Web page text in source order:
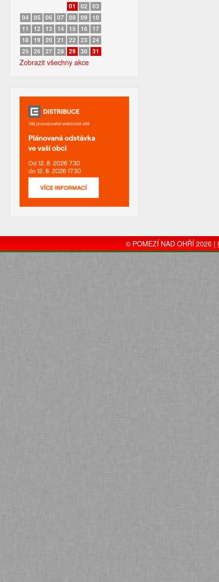
01 02
03
04
05 06 07 08 09
10
11
12 13 14 15 16
17
18
19 20 21 22 23
24
25
26 27 28 29 30 31
Zobrazit všechny akce
© POMEZÍ NAD OHŘÍ 2026 |